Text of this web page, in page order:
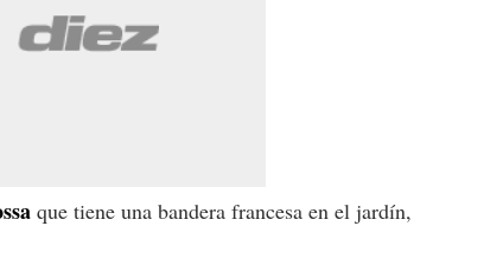
que tiene una bandera francesa en el jardín,